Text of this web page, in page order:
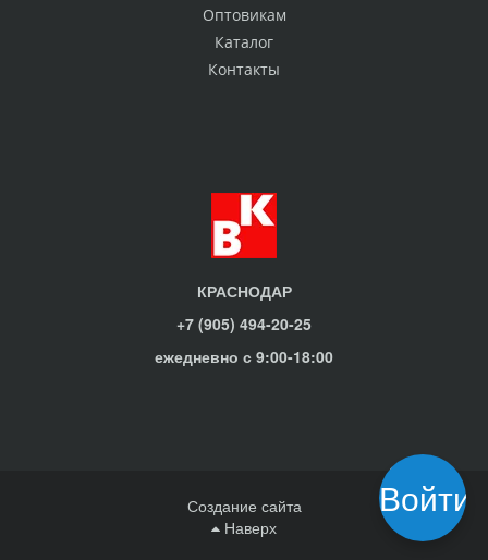
Оптовикам
Каталог
Контакты
КРАСНОДАР
+7 (905) 494-20-25
ежедневно с 9:00-18:00
Создание сайта
Наверх
Войти